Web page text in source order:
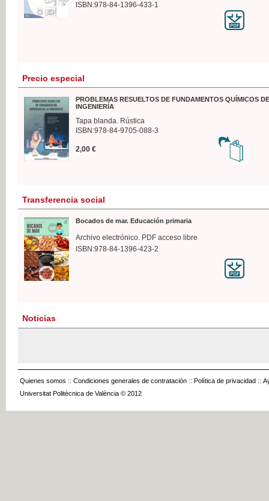
ISBN:978-84-1396-433-1
Precio especial
PROBLEMAS RESUELTOS DE FUNDAMENTOS QUÍMICOS
INGENIERÍA
Tapa blanda. Rústica
ISBN:978-84-9705-088-3
2,00 €
Transferencia social
Bocados de mar. Educación primaria
Archivo electrónico. PDF acceso libre
ISBN:978-84-1396-423-2
Noticias
Quienes somos :: Condiciones generales de contratación :: Política de privacidad ::
Universitat Politècnica de València © 2012